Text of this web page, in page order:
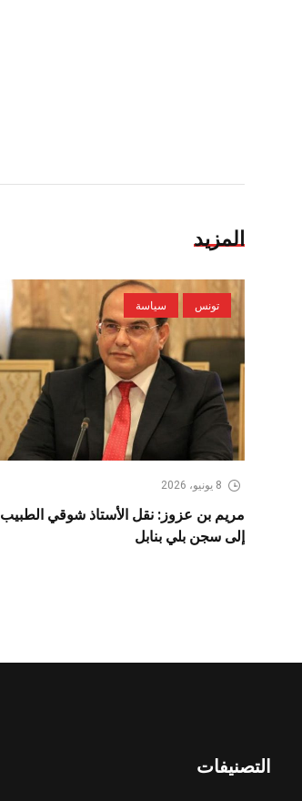
المزيد
تونس سياسة
8 يونيو، 2026
مريم بن عزوز: نقل الأستاذ شوقي الطبيب
إلى سجن بلي بنابل
التصنيفات